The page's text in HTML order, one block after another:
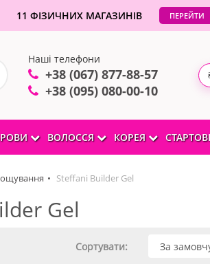
11 ФІЗИЧНИХ МАГАЗИНІВ ПЕРЕЙТИ
Наші телефони
+38 (067) 877-88-57
+38 (095) 080-00-10
ВОЛОССЯ КОРЕЯ
Steffani Builder Gel
Gel
Сортувати: